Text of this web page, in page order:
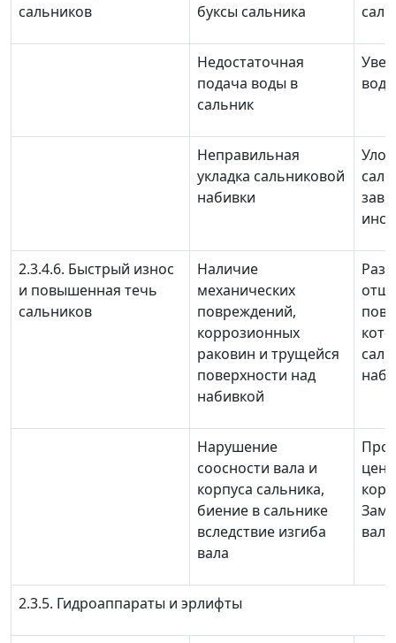
сальников
буксы сальника
Недостаточная
подача воды в
сальник
Неправильная
укладка сальниковой
набивки
2.3.4.6. Быстрый износ
и повышенная течь
сальников
Наличие
механических
повреждений,
коррозионных
раковин и трущейся
поверхности над
набивкой
Нарушение
соосности вала и
корпуса сальника,
биение в сальнике
вследствие изгиба
вала
вал
2.3.5. Гидроаппараты и эрлифты